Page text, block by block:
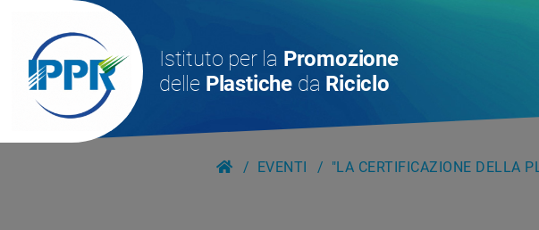
Istituto per la Promozione
delle Plastiche da Riciclo
EVENTI "LA CERTIFICAZIONE DELLA